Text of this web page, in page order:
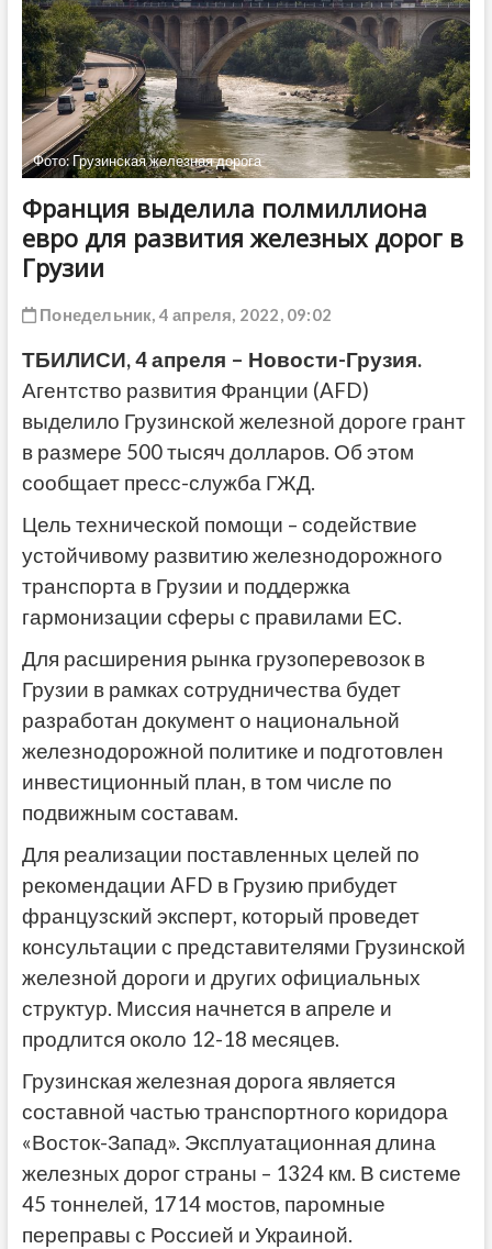
Фото: Грузинская железная дорога
Франция выделила полмиллиона
евро для развития железных дорог в
Грузии
Понедельник, 4 апреля, 2022, 09:02
ТБИЛИСИ, 4 апреля – Новости-Грузия.
Агентство развития Франции (AFD)
выделило Грузинской железной дороге грант
в размере 500 тысяч долларов. Об этом
сообщает пресс-служба ГЖД.
Цель технической помощи – содействие
устойчивому развитию железнодорожного
транспорта в Грузии и поддержка
гармонизации сферы с правилами ЕС.
Для расширения рынка грузоперевозок в
Грузии в рамках сотрудничества будет
разработан документ о национальной
железнодорожной политике и подготовлен
инвестиционный план, в том числе по
подвижным составам.
Для реализации поставленных целей по
рекомендации AFD в Грузию прибудет
французский эксперт, который проведет
консультации с представителями Грузинской
железной дороги и других официальных
структур. Миссия начнется в апреле и
продлится около 12-18 месяцев.
Грузинская железная дорога является
составной частью транспортного коридора
«Восток-Запад». Эксплуатационная длина
железных дорог страны – 1324 км. В системе
45 тоннелей, 1714 мостов, паромные
переправы с Россией и Украиной.